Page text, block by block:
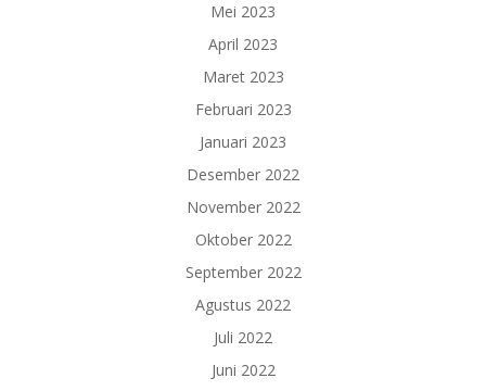
Mei 2023
April 2023
Maret 2023
Februari 2023
Januari 2023
Desember 2022
November 2022
Oktober 2022
September 2022
Agustus 2022
Juli 2022
Juni 2022